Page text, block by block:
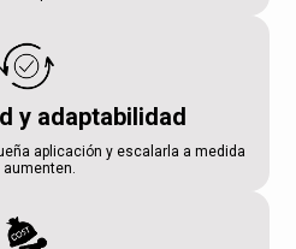
y adaptabilidad
aplicación y escalarla a medida